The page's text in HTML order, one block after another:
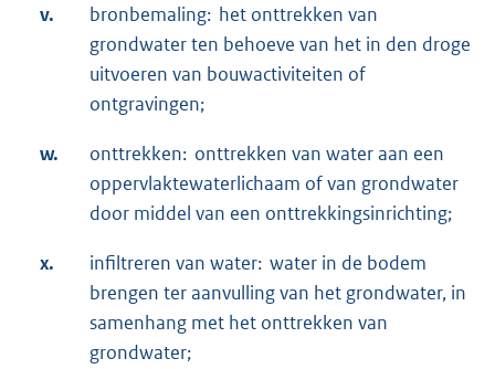
v.
bronbemaling: het onttrekken van
grondwater ten behoeve van het in den droge
uitvoeren van bouwactiviteiten of
ontgravingen;
w.
onttrekken: onttrekken van water aan een
oppervlaktewaterlichaam of van grondwater
door middel van een onttrekkingsinrichting;
x.
infiltreren van water: water in de bodem
brengen ter aanvulling van het grondwater, in
samenhang met het onttrekken van
grondwater;